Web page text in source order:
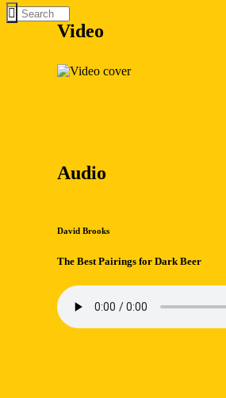
Video
Audio
David Brooks
The Best Pairings for Dark Beer